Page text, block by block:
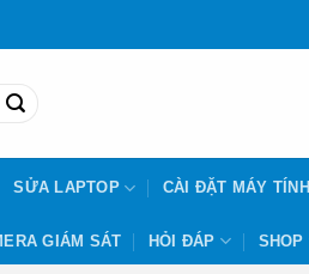
SỬA LAPTOP CÀI ĐẶT MÁY TÍNH
GIÁM SÁT HỎI ĐÁP SHOP